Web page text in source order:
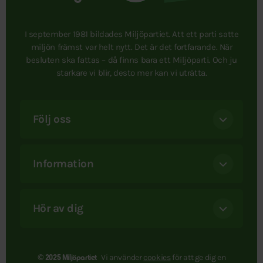
I september 1981 bildades Miljöpartiet. Att ett parti satte
miljön främst var helt nytt. Det är det fortfarande. När
besluten ska fattas – då finns bara ett Miljöparti. Och ju
starkare vi blir, desto mer kan vi uträtta.
Följ oss
Information
Hör av dig
© 2025 Miljöpartiet Vi användercookies för att ge dig en